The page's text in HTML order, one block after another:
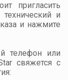
пригласить
технический и
и нажмите
телефон или
свяжется с